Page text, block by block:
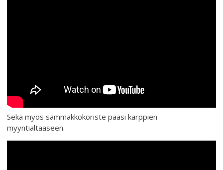
Sekä myös sammakkokoriste pääsi karppien
myyntialtaaseen.